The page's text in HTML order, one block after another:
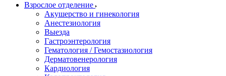
Взрослое отделение
Акушерство и гинекология
Анестезиология
Выезда
Гастроэнтерология
Гематология / Гемостазиология
Дерматовенерология
Кардиология